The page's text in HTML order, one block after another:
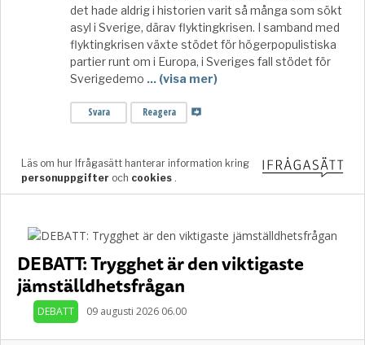
DEBATT: Trygghet är den viktigaste
jämställdhetsfrågan
DEBATT 09 augusti 2026 06.00